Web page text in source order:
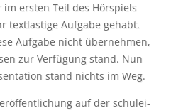
ers­ten Teil des Hör­spiels
text­las­ti­ge Auf­ga­be gehabt.
Auf­ga­be nicht über­neh­men,
zur Ver­fü­gung stand. Nun
stand nichts im Weg.
auf der schul­ei­